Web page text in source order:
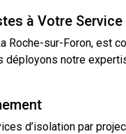
à Votre Service
Roche-sur-Foron, est
déployons notre
d’isolation par